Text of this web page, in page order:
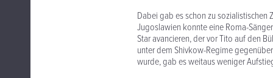
Dabei gab es schon zu sozialistischen
Jugoslawien konnte eine Roma-
Star avancieren, der vor Tito auf den
unter dem Shivkow-Regime
wurde, gab es weitaus weniger